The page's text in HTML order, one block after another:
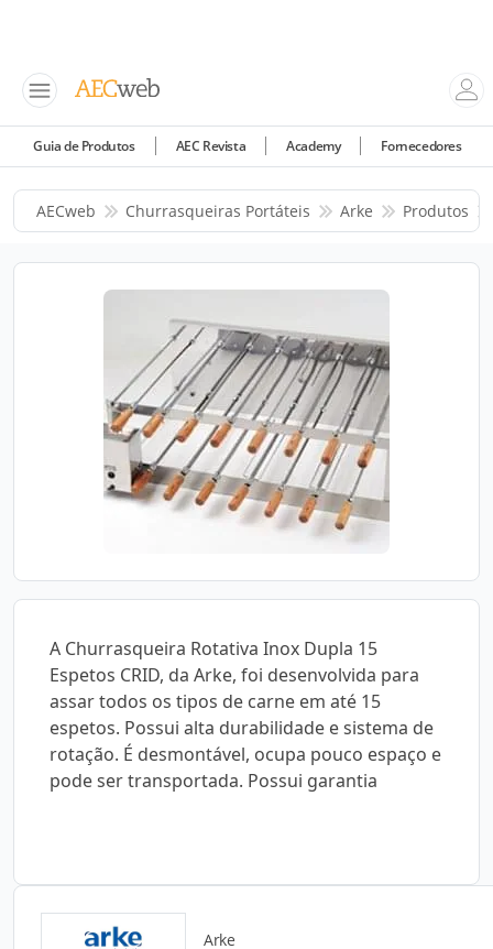
Guia de Produtos AEC Revista Academy Fornecedores
AECweb Churrasqueiras Portáteis Arke Produtos
A Churrasqueira Rotativa Inox Dupla 15
Espetos CRID, da Arke, foi desenvolvida para
assar todos os tipos de carne em até 15
espetos. Possui alta durabilidade e sistema de
rotação. É desmontável, ocupa pouco espaço e
pode ser transportada. Possui garantia
Arke